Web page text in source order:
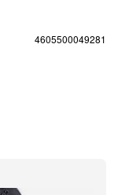
4605500049281